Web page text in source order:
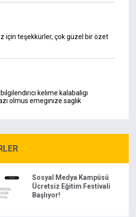
için teşekkürler, çok güzel bir özet
kelıme kalabalıgı
olmus emegınıze saglık
Sosyal Medya Kampüsü
Ücretsiz Eğitim Festivali
Başlıyor!